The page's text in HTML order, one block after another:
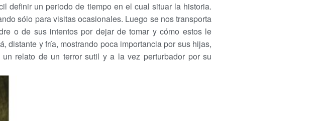
definir un periodo de tiempo en el cual situar la historia.
sólo para visitas ocasionales. Luego se nos transporta
o de sus intentos por dejar de tomar y cómo estos le
distante y fría, mostrando poca importancia por sus hijas,
un relato de un terror sutil y a la vez perturbador por su